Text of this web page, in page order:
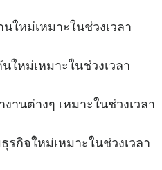
านใหม่เหมาะในช่วงเวล
คันใหม่เหมาะในช่วงเว
งานต่างๆ เหมาะในช่วงเ
ธุรกิจใหม่เหมาะในช่วงเ